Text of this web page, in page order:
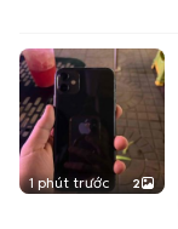
1 phút trước 2